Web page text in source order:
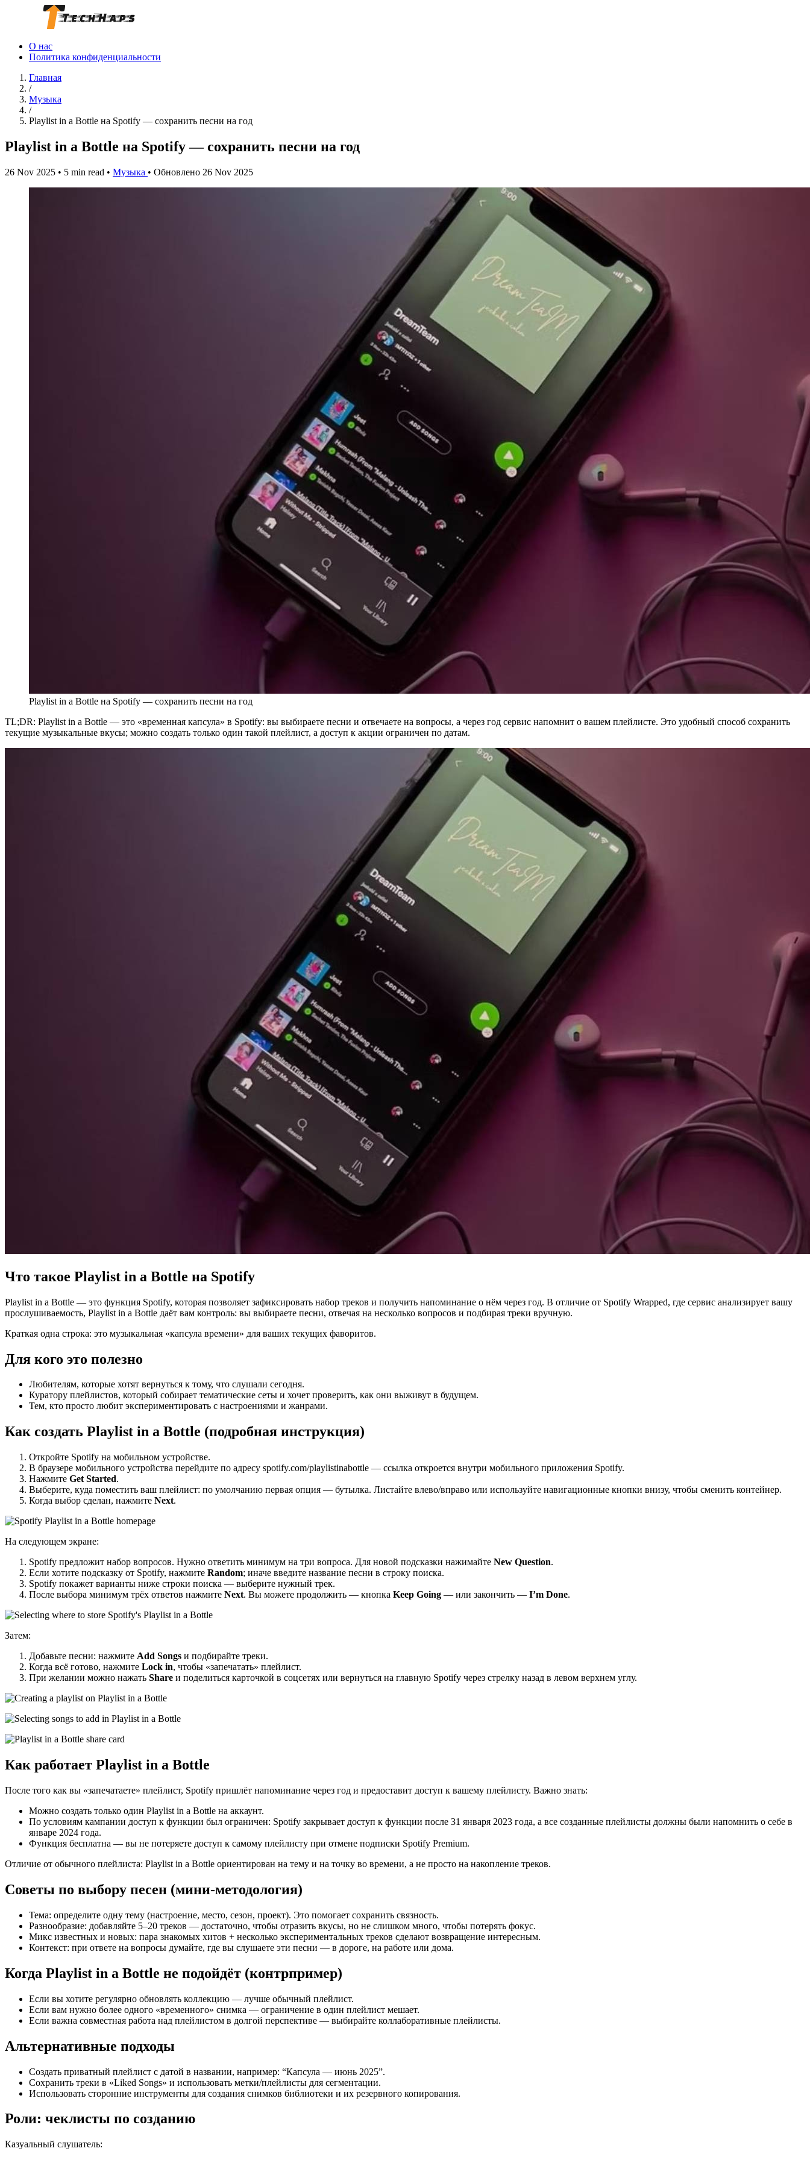
О нас
Политика конфиденциальности
Главная
/
Музыка
/
Playlist in a Bottle на Spotify — сохранить песни на год
Playlist in a Bottle на Spotify — сохранить песни на год
26 Nov 2025 • 5 min read • Музыка • Обновлено 26 Nov 2025
Playlist in a Bottle на Spotify — сохранить песни на год
TL;DR: Playlist in a Bottle — это «временная капсула» в Spotify: вы выбираете песни и отвечаете на вопросы, а через год сервис напомнит о вашем плейлисте. Это удобный способ сохранить
текущие музыкальные вкусы; можно создать только один такой плейлист, а доступ к акции ограничен по датам.
Что такое Playlist in a Bottle на Spotify
Playlist in a Bottle — это функция Spotify, которая позволяет зафиксировать набор треков и получить напоминание о нём через год. В отличие от Spotify Wrapped, где сервис анализирует вашу
прослушиваемость, Playlist in a Bottle даёт вам контроль: вы выбираете песни, отвечая на несколько вопросов и подбирая треки вручную.
Краткая одна строка: это музыкальная «капсула времени» для ваших текущих фаворитов.
Для кого это полезно
Любителям, которые хотят вернуться к тому, что слушали сегодня.
Куратору плейлистов, который собирает тематические сеты и хочет проверить, как они выживут в будущем.
Тем, кто просто любит экспериментировать с настроениями и жанрами.
Как создать Playlist in a Bottle (подробная инструкция)
Откройте Spotify на мобильном устройстве.
В браузере мобильного устройства перейдите по адресу spotify.com/playlistinabottle — ссылка откроется внутри мобильного приложения Spotify.
Нажмите Get Started.
Выберите, куда поместить ваш плейлист: по умолчанию первая опция — бутылка. Листайте влево/вправо или используйте навигационные кнопки внизу, чтобы сменить контейнер.
Когда выбор сделан, нажмите Next.
На следующем экране:
Spotify предложит набор вопросов. Нужно ответить минимум на три вопроса. Для новой подсказки нажимайте New Question.
Если хотите подсказку от Spotify, нажмите Random; иначе введите название песни в строку поиска.
Spotify покажет варианты ниже строки поиска — выберите нужный трек.
После выбора минимум трёх ответов нажмите Next. Вы можете продолжить — кнопка Keep Going — или закончить — I’m Done.
Затем:
Добавьте песни: нажмите Add Songs и подбирайте треки.
Когда всё готово, нажмите Lock in, чтобы «запечатать» плейлист.
При желании можно нажать Share и поделиться карточкой в соцсетях или вернуться на главную Spotify через стрелку назад в левом верхнем углу.
Как работает Playlist in a Bottle
После того как вы «запечатаете» плейлист, Spotify пришлёт напоминание через год и предоставит доступ к вашему плейлисту. Важно знать:
Можно создать только один Playlist in a Bottle на аккаунт.
По условиям кампании доступ к функции был ограничен: Spotify закрывает доступ к функции после 31 января 2023 года, а все созданные плейлисты должны были напомнить о себе в
январе 2024 года.
Функция бесплатна — вы не потеряете доступ к самому плейлисту при отмене подписки Spotify Premium.
Отличие от обычного плейлиста: Playlist in a Bottle ориентирован на тему и на точку во времени, а не просто на накопление треков.
Советы по выбору песен (мини-методология)
Тема: определите одну тему (настроение, место, сезон, проект). Это помогает сохранить связность.
Разнообразие: добавляйте 5–20 треков — достаточно, чтобы отразить вкусы, но не слишком много, чтобы потерять фокус.
Микс известных и новых: пара знакомых хитов + несколько экспериментальных треков сделают возвращение интересным.
Контекст: при ответе на вопросы думайте, где вы слушаете эти песни — в дороге, на работе или дома.
Когда Playlist in a Bottle не подойдёт (контрпример)
Если вы хотите регулярно обновлять коллекцию — лучше обычный плейлист.
Если вам нужно более одного «временного» снимка — ограничение в один плейлист мешает.
Если важна совместная работа над плейлистом в долгой перспективе — выбирайте коллаборативные плейлисты.
Альтернативные подходы
Создать приватный плейлист с датой в названии, например: “Капсула — июнь 2025”.
Сохранить треки в «Liked Songs» и использовать метки/плейлисты для сегментации.
Использовать сторонние инструменты для создания снимков библиотеки и их резервного копирования.
Роли: чеклисты по созданию
Казуальный слушатель: